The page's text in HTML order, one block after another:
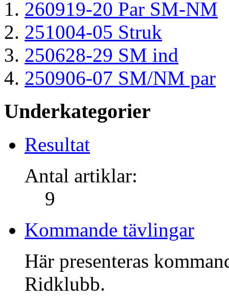
260919-20 Par SM-NM
251004-05 Struk
250628-29 SM ind
250906-07 SM/NM par
Underkategorier
Resultat
Antal artiklar:
9
Kommande tävlingar
Här presenteras
Ridklubb.